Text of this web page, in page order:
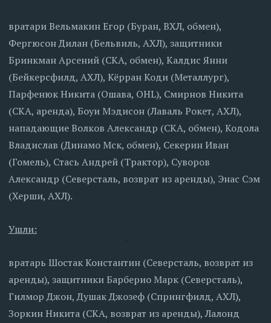
вратари Вельмакин Егор (Буран, ВХЛ, обмен),
Фергюсон Дилан (Бельвиль, АХЛ), защитники
Бринкман Арсений (СКА, обмен), Калдис Янни
(Бейкерсфилд, АХЛ), Кёрран Коди (Металлург),
Парфенюк Никита (Ошава, OHL), Смирнов Никита
(СКА, аренда), Боуи Мэдисон (Лаваль Рокет, АХЛ),
нападающие Волков Александр (СКА, обмен), Кодола
Владислав (Динамо Мск, обмен), Секерин Иван
(Гомель), Стась Андрей (Трактор), Суворов
Александр (Северсталь, возврат из аренды), Энас Сэм
(Херши, АХЛ).
Ушли:
вратарь Шостак Константин (Северсталь, возврат из
аренды), защитники Барберио Марк (Северсталь),
Гилмор Джон, Душак Джозеф (Спрингфилд, АХЛ),
Зоркин Никита (СКА, возврат из аренды), Лалонд